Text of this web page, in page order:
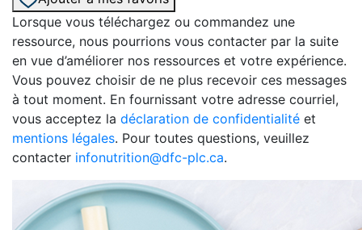
Lorsque vous téléchargez ou commandez une
ressource, nous pourrions vous contacter par la suite
en vue d’améliorer nos ressources et votre expérience.
Vous pouvez choisir de ne plus recevoir ces messages
à tout moment. En fournissant votre adresse courriel,
vous acceptez la déclaration de confidentialité et
mentions légales. Pour toutes questions, veuillez
contacter infonutrition@dfc-plc.ca.